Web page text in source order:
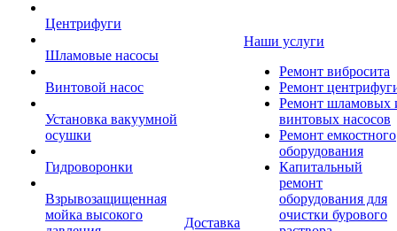
Центрифуги
Шламовые насосы
Винтовой насос
Установка вакуумной
осушки
Гидроворонки
Взрывозащищенная
мойка высокого
Доставка
Наши услуги
Ремонт вибросита
Ремонт
Ремонт шламовых
винтовых насосов
Ремонт емкостного
оборудования
Капитальный
ремонт
оборудования для
очистки бурового